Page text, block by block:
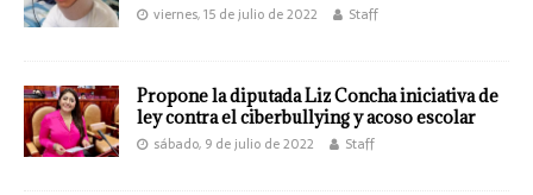
viernes, 15 de julio de 2022 Staff
Propone la diputada Liz Concha iniciativa de
ley contra el ciberbullying y acoso escolar
sábado, 9 de julio de 2022 Staff